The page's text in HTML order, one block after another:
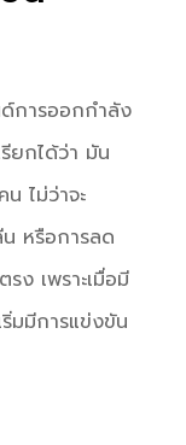
การออกกำลัง
ยกได้ว่า มัน
ไม่ว่าจะ
น หรือการลด
ง เพราะเมื่อมี
มมีการแข่งขัน